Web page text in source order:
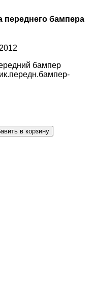
переднего бампера
бампер